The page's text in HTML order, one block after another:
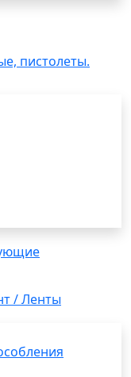
пистолеты.
/ Ленты